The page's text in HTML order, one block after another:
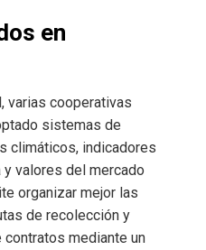
en
varias cooperativas
sistemas de
climáticos, indicadores
valores del mercado
organizar mejor las
de recolección y
mediante un